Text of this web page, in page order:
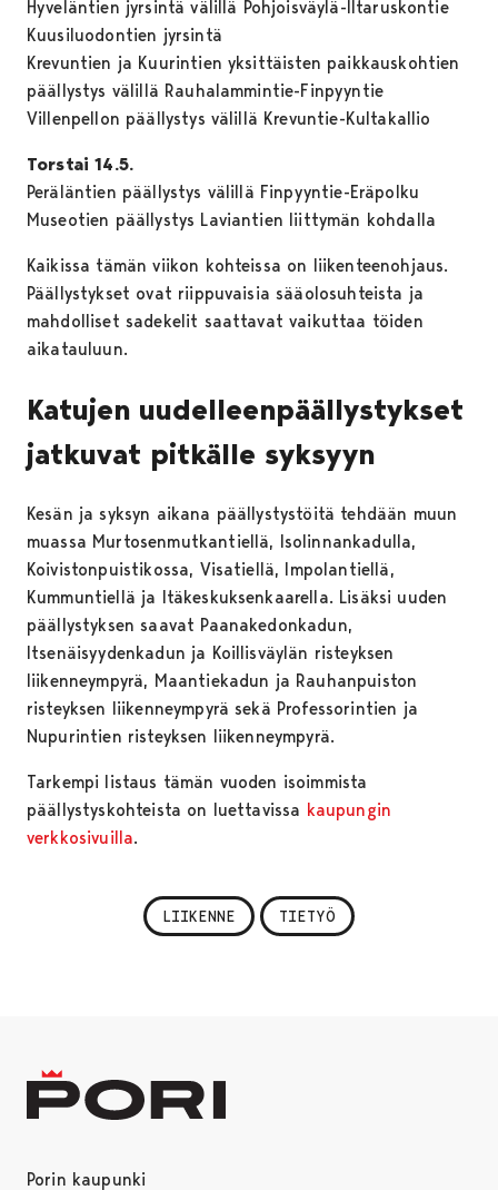
Hyveläntien jyrsintä välillä Pohjoisväylä-Iltaruskontie
Kuusiluodontien jyrsintä
Krevuntien ja Kuurintien yksittäisten paikkauskohtien
päällystys välillä Rauhalammintie-Finpyyntie
Villenpellon päällystys välillä Krevuntie-Kultakallio
Torstai 14.5.
Peräläntien päällystys välillä Finpyyntie-Eräpolku
Museotien päällystys Laviantien liittymän kohdalla
Kaikissa tämän viikon kohteissa on liikenteenohjaus.
Päällystykset ovat riippuvaisia sääolosuhteista ja
mahdolliset sadekelit saattavat vaikuttaa töiden
aikatauluun.
Katujen uudelleenpäällystykset
jatkuvat pitkälle syksyyn
Kesän ja syksyn aikana päällystystöitä tehdään muun
muassa Murtosenmutkantiellä, Isolinnankadulla,
Koivistonpuistikossa, Visatiellä, Impolantiellä,
Kummuntiellä ja Itäkeskuksenkaarella. Lisäksi uuden
päällystyksen saavat Paanakedonkadun,
Itsenäisyydenkadun ja Koillisväylän risteyksen
liikenneympyrä, Maantiekadun ja Rauhanpuiston
risteyksen liikenneympyrä sekä Professorintien ja
Nupurintien risteyksen liikenneympyrä.
Tarkempi listaus tämän vuoden isoimmista
päällystyskohteista on luettavissa kaupungin
verkkosivuilla.
LIIKENNE TIETYÖ
Porin kaupunki